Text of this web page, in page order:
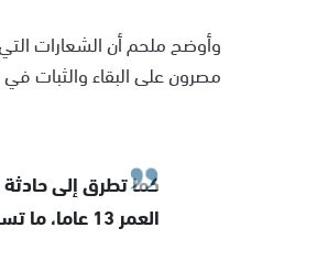
وأوضح ملحم أن الشعارات
مصرون على البقاء والثبات
كما تطرق إلى
العمر 13 عاما، ما تسبب له بحالة من الخوف والذعر والانهيار النفسي.